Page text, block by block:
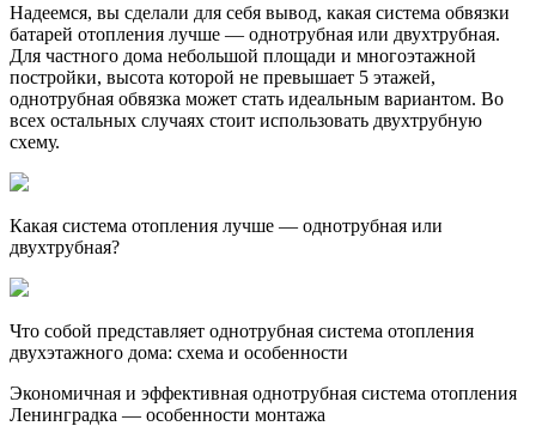
Надеемся, вы сделали для себя вывод, какая система обвязки
батарей отопления лучше — однотрубная или двухтрубная.
Для частного дома небольшой площади и многоэтажной
постройки, высота которой не превышает 5 этажей,
однотрубная обвязка может стать идеальным вариантом. Во
всех остальных случаях стоит использовать двухтрубную
схему.
Какая система отопления лучше — однотрубная или
двухтрубная?
Что собой представляет однотрубная система отопления
двухэтажного дома: схема и особенности
Экономичная и эффективная однотрубная система отопления
Ленинградка — особенности монтажа